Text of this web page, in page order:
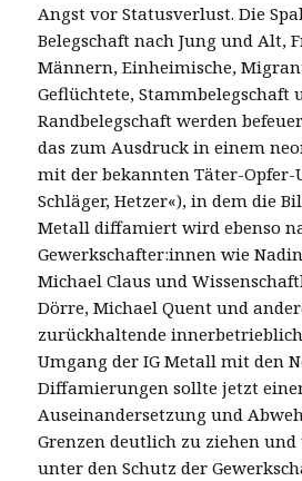
Angst vor Statusverlust. Die
Belegschaft nach Jung und Alt,
Männern, Einheimische,
Geflüchtete, Stammbelegschaft
Randbelegschaft werden
das zum Ausdruck in einem
mit der bekannten Täter-Opfer-
Schläger, Hetzer«), in dem die
Metall diffamiert wird ebenso
Gewerkschafter:innen wie
Michael Claus und
Dörre, Michael Quent und
zurückhaltende
Umgang der IG Metall mit den
Diffamierungen sollte jetzt
Auseinandersetzung und
Grenzen deutlich zu ziehen
unter den Schutz der